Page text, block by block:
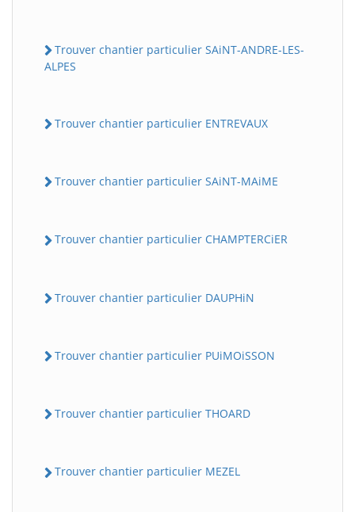
Trouver chantier particulier SAiNT-ANDRE-LES-
ALPES
Trouver chantier particulier ENTREVAUX
Trouver chantier particulier SAiNT-MAiME
Trouver chantier particulier CHAMPTERCiER
Trouver chantier particulier DAUPHiN
Trouver chantier particulier PUiMOiSSON
Trouver chantier particulier THOARD
Trouver chantier particulier MEZEL